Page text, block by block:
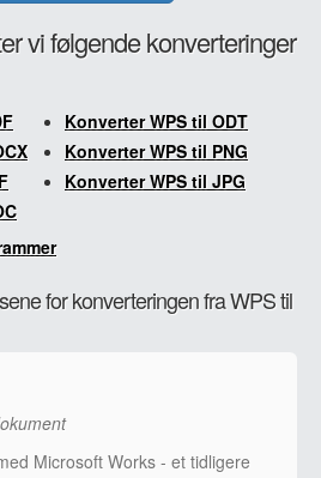
vi følgende konverteringer
Konverter WPS til ODT
Konverter WPS til PNG
Konverter WPS til JPG
for konverteringen fra WPS til
Microsoft Works - et tidligere